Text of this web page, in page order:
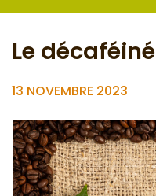
Le décaféiné
13 NOVEMBRE 2023